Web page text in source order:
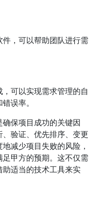
，可以帮助团队进行需
可以实现需求管理的自
误率。
保项目成功的关键因
验证、优先排序、变更
减少项目失败的风险，
甲方的预期。这不仅需
适当的技术工具来实